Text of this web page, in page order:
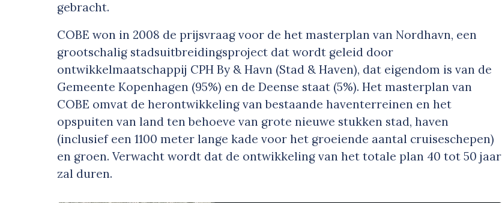
gebracht.
COBE won in 2008 de prijsvraag voor de het masterplan van Nordhavn, een
grootschalig stadsuitbreidingsproject dat wordt geleid door
ontwikkelmaatschappij CPH By & Havn (Stad & Haven), dat eigendom is van de
Gemeente Kopenhagen (95%) en de Deense staat (5%). Het masterplan van
COBE omvat de herontwikkeling van bestaande haventerreinen en het
opspuiten van land ten behoeve van grote nieuwe stukken stad, haven
(inclusief een 1100 meter lange kade voor het groeiende aantal cruiseschepen)
en groen. Verwacht wordt dat de ontwikkeling van het totale plan 40 tot 50 jaar
zal duren.